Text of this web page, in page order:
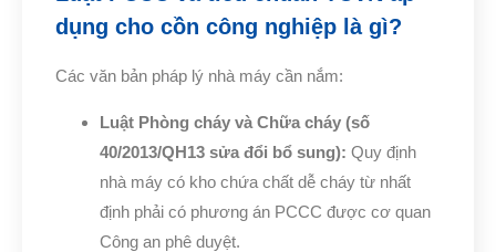
dụng cho cồn công nghiệp là gì?
Các văn bản pháp lý nhà máy cần nắm:
Luật Phòng cháy và Chữa cháy (số
40/2013/QH13 sửa đổi bổ sung): Quy định
nhà máy có kho chứa chất dễ cháy từ nhất
định phải có phương án PCCC được cơ quan
Công an phê duyệt.